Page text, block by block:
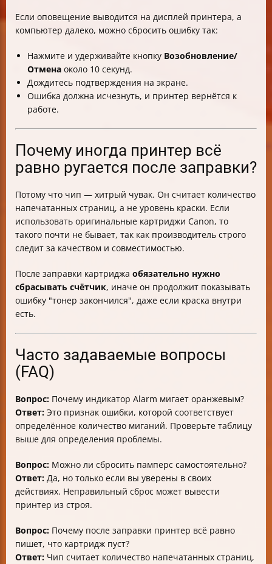
Если оповещение выводится на дисплей принтера, а
компьютер далеко, можно сбросить ошибку так:
Нажмите и удерживайте кнопку Возобновление/
Отмена около 10 секунд.
Дождитесь подтверждения на экране.
Ошибка должна исчезнуть, и принтер вернётся к
работе.
Почему иногда принтер всё
равно ругается после заправки?
Потому что чип — хитрый чувак. Он считает количество
напечатанных страниц, а не уровень краски. Если
использовать оригинальные картриджи Canon, то
такого почти не бывает, так как производитель строго
следит за качеством и совместимостью.
После заправки картриджа обязательно нужно
сбрасывать счётчик, иначе он продолжит показывать
ошибку "тонер закончился", даже если краска внутри
есть.
Часто задаваемые вопросы
(FAQ)
Вопрос: Почему индикатор Alarm мигает оранжевым?
Ответ: Это признак ошибки, которой соответствует
определённое количество миганий. Проверьте таблицу
выше для определения проблемы.
Вопрос: Можно ли сбросить памперс самостоятельно?
Ответ: Да, но только если вы уверены в своих
действиях. Неправильный сброс может вывести
принтер из строя.
Вопрос: Почему после заправки принтер всё равно
пишет, что картридж пуст?
Ответ: Чип считает количество напечатанных страниц,